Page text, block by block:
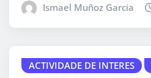
Ismael Muñoz Garcia
ACTIVIDADE DE INTERES